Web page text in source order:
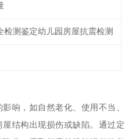
检测鉴定幼儿园房屋抗震检测
响，如自然老化、使用不当、
结构出现损伤或缺陷。通过定